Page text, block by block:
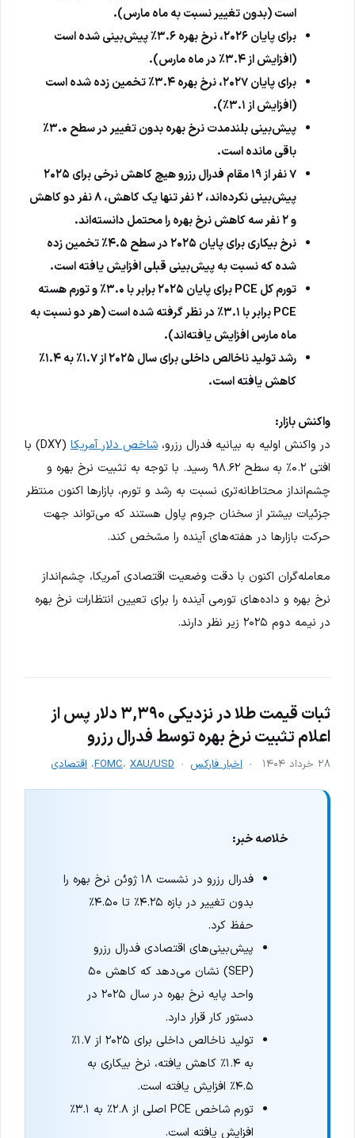
است (بدون تغییر نسبت به ماه مارس).
برای پایان ۲۰۲۶، نرخ بهره ۳.۶٪ پیش‌بینی شده است
(افزایش از ۳.۴٪ در ماه مارس).
برای پایان ۲۰۲۷، نرخ بهره ۳.۴٪ تخمین زده شده است
(افزایش از ۳.۱٪).
پیش‌بینی بلندمدت نرخ بهره بدون تغییر در سطح ۳.۰٪
باقی مانده است.
۷ نفر از ۱۹ مقام فدرال رزرو هیچ کاهش نرخی برای ۲۰۲۵
پیش‌بینی نکرده‌اند، ۲ نفر تنها یک کاهش، ۸ نفر دو کاهش
و ۲ نفر سه کاهش نرخ بهره را محتمل دانسته‌اند.
نرخ بیکاری برای پایان ۲۰۲۵ در سطح ۴.۵٪ تخمین زده
شده که نسبت به پیش‌بینی قبلی افزایش یافته است.
تورم کل PCE برای پایان ۲۰۲۵ برابر با ۳.۰٪ و تورم هسته
PCE برابر با ۳.۱٪ در نظر گرفته شده است (هر دو نسبت به
ماه مارس افزایش یافته‌اند).
رشد تولید ناخالص داخلی برای سال ۲۰۲۵ از ۱.۷٪ به ۱.۴٪
کاهش یافته است.
واکنش بازار:
در واکنش اولیه به بیانیه فدرال رزرو، شاخص دلار آمریکا
(DXY) با
افتی ۰.۲٪ به سطح ۹۸.۶۲ رسید. با توجه به تثبیت نرخ بهره و
چشم‌انداز محتاطانه‌تری نسبت به رشد و تورم، بازارها اکنون منتظر
جزئیات بیشتر از سخنان جروم پاول هستند که می‌تواند جهت
حرکت بازارها در هفته‌های آینده را مشخص کند.
معامله‌گران اکنون با دقت وضعیت اقتصادی آمریکا، چشم‌انداز
نرخ بهره و داده‌های تورمی آینده را برای تعیین انتظارات نرخ بهره
در نیمه دوم ۲۰۲۵ زیر نظر دارند.
ثبات قیمت طلا در نزدیکی ۳,۳۹۰ دلار پس از
اعلام تثبیت نرخ بهره توسط فدرال رزرو
۲۸ خرداد ۱۴۰۴ اخبار فارکس FOMC، XAU/USD ، اقتصادی
خلاصه خبر:
فدرال رزرو در نشست ۱۸ ژوئن نرخ بهره را
بدون تغییر در بازه ۴.۲۵٪ تا ۴.۵۰٪
حفظ کرد.
پیش‌بینی‌های اقتصادی فدرال رزرو
(SEP) نشان می‌دهد که کاهش ۵۰
واحد پایه نرخ بهره در سال ۲۰۲۵ در
دستور کار قرار دارد.
تولید ناخالص داخلی برای ۲۰۲۵ از ۱.۷٪
به ۱.۴٪ کاهش یافته، نرخ بیکاری به
۴.۵٪ افزایش یافته است.
تورم شاخص PCE اصلی از ۲.۸٪ به ۳.۱٪
افزایش یافته است.